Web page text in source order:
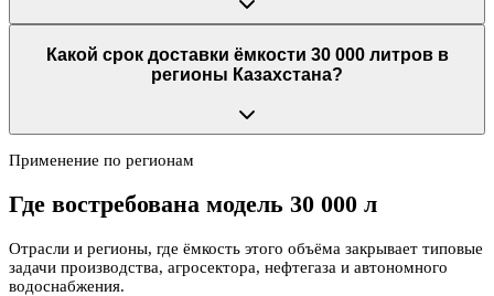
Какой срок доставки ёмкости 30 000 литров в
регионы Казахстана?
Применение по регионам
Где востребована модель 30 000 л
Отрасли и регионы, где ёмкость этого объёма закрывает типовые
задачи производства, агросектора, нефтегаза и автономного
водоснабжения.